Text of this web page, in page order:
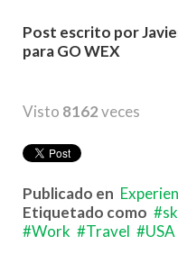
Post escrito por
para GO WEX
Visto 8162veces
Publicado en
Etiquetado como
Work
Travel USA